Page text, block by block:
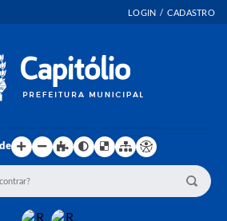
LOGIN / CADASTRO